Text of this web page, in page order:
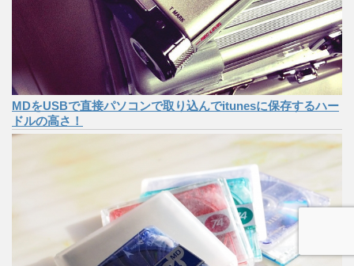
MDをUSBで直接パソコンで取り込んでitunesに保存するハー
ドルの高さ！